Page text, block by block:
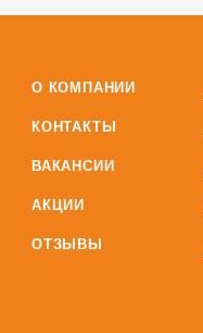
О КОМПАНИИ
КОНТАКТЫ
ВАКАНСИИ
АКЦИИ
ОТЗЫВЫ